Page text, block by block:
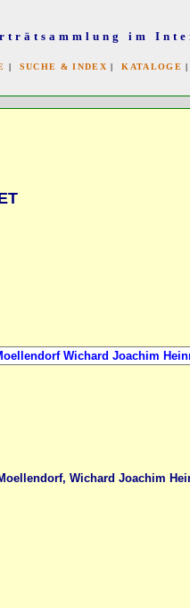
im
| SUCHE & INDEX |KATALOGE
Wichard Joachim